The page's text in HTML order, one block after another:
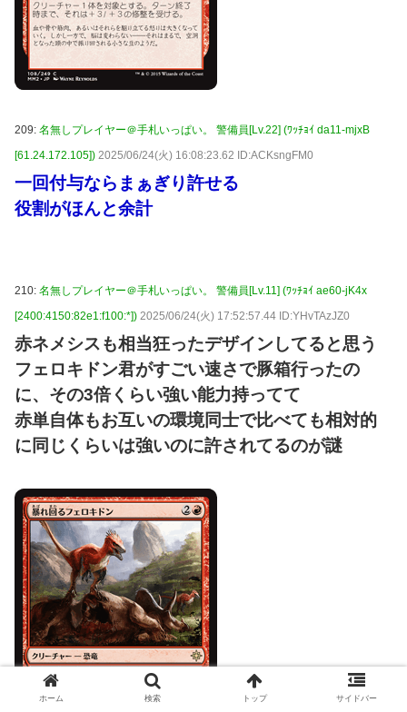
209: 名無しプレイヤー＠手札いっぱい。 警備員[Lv.22] (ﾜｯﾁｮｲ da11-mjxB
[61.24.172.105]) 2025/06/24(火) 16:08:23.62 ID:ACKsngFM0
一回付与ならまぁぎり許せる
役割がほんと余計
210: 名無しプレイヤー＠手札いっぱい。 警備員[Lv.11] (ﾜｯﾁｮｲ ae60-jK4x
[2400:4150:82e1:f100:*]) 2025/06/24(火) 17:52:57.44 ID:YHvTAzJZ0
赤ネメシスも相当狂ったデザインしてると思う
フェロキドン君がすごい速さで豚箱行ったの
に、その3倍くらい強い能力持ってて
赤単自体もお互いの環境同士で比べても相対的
に同じくらいは強いのに許されてるのが謎
ホーム 検索 トップ サイドバー